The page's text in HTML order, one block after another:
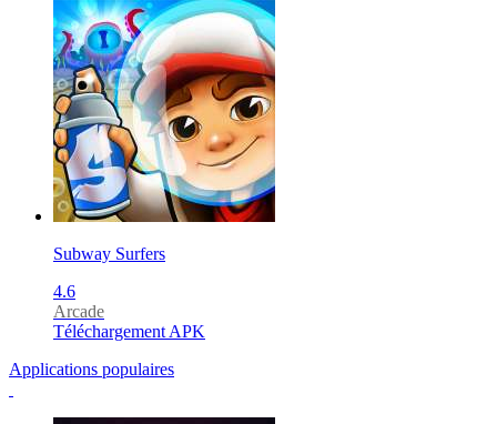
Subway Surfers
4.6
Arcade
Téléchargement APK
Applications populaires